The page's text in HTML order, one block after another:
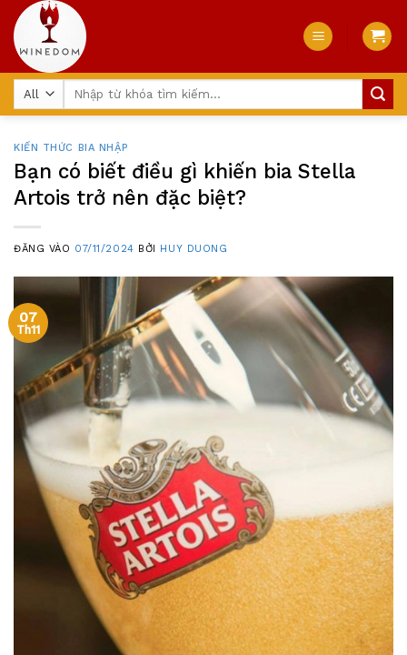
Skip
content
KIẾN THỨC BIA NHẬP
Bạn có biết điều gì khiến bia Stella
Artois trở nên đặc biệt?
ĐĂNG VÀO 07/11/2024 BỞI HUY DUONG
07
Th11